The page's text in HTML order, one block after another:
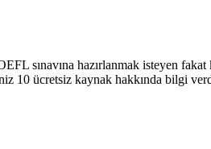
sınavına hazırlanmak isteyen
ücretsiz kaynak hakkında bilgi